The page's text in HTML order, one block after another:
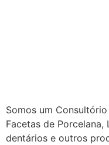
Somos um
Facetas de
dentários e outros